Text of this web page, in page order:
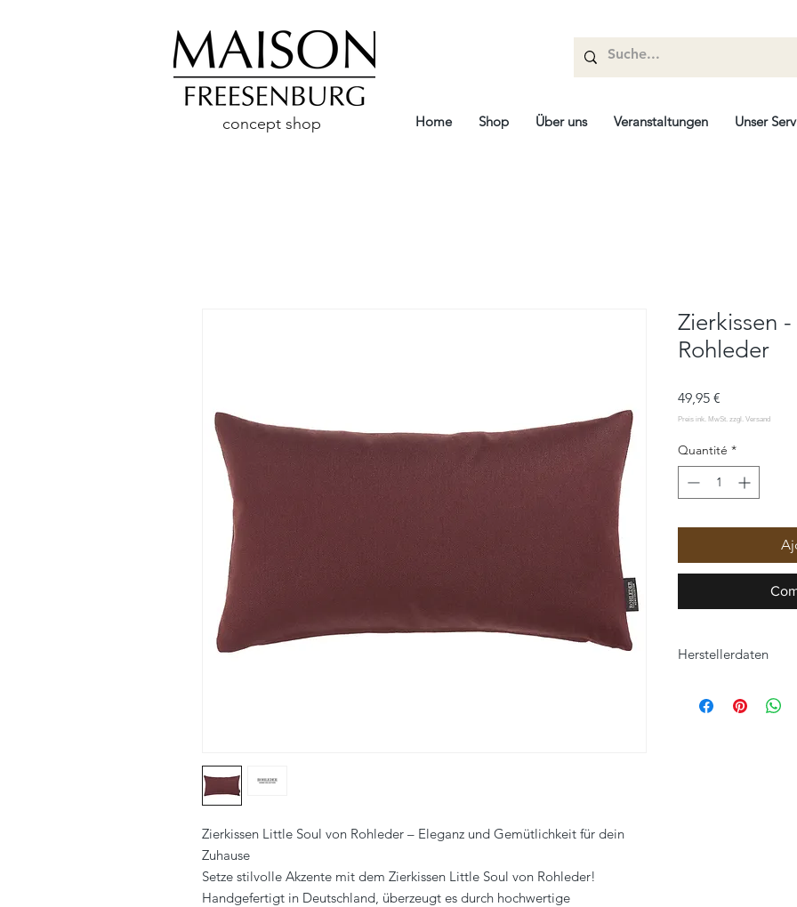
concept shop Home Shop Über uns Veranstaltungen Unser
Zierkissen Little Soul von Rohleder – Eleganz und Gemütlichkeit für dein
Zuhause
Setze stilvolle Akzente mit dem Zierkissen Little Soul von Rohleder!
Handgefertigt in Deutschland, überzeugt es durch hochwertige
Zierkissen
Rohleder
49,95 €
Quantité *
Herstellerdaten
Hofer Straße 25